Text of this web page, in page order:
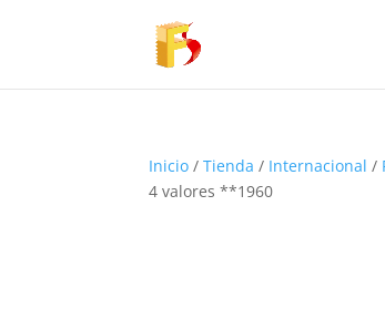
Inicio /Tienda / Internacional /
4 valores **1960